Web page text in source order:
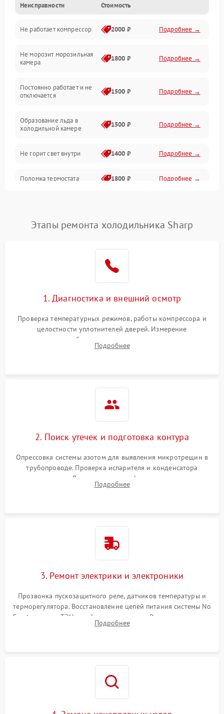
Механика
Электропитание
Дренаж
Неисправности Стоимость
Не работает компрессор 2000 ₽ Подробнее →
Не морозит морозильная
камера
1800 ₽ Подробнее →
Постоянно работает и не
отключается
1500 ₽ Подробнее →
Образование льда в
холодильной камере
1500 ₽ Подробнее →
Не горит свет внутри 1400 ₽ Подробнее →
Поломка термостата 1800 ₽ Подробнее →
Поломка системы No Frost 2600 ₽ Подробнее →
работе
2000 ₽ Подробнее →
1000 ₽
1800 ₽
Этапы ремонта холодильника Sharp
1. Диагностика и внешний осмотр
Проверка температурных режимов, работы компрессора и
целостности уплотнителей дверей. Измерение
сопротивления обмоток мотора, проверка термостата и
считывание кодов ошибок с электронного дисплея.
Подробнее
2. Поиск утечек и подготовка контура
Опрессовка системы азотом для выявления микротрещин в
трубопроводе. Проверка испарителя и конденсатора
течеискателем. Демонтаж старого фильтра-осушителя и
продувка капиллярной трубки для устранения засоров.
Подробнее
3. Ремонт электрики и электроники
Прозвонка пускозащитного реле, датчиков температуры и
терморегулятора. Восстановление цепей питания системы No
Frost, включая ТЭН оттайки и вентилятор. Ремонт или замена
платы управления при сбоях алгоритмов.
Подробнее